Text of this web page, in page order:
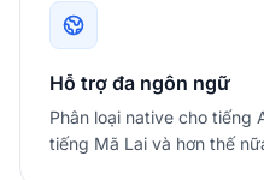
Hỗ trợ đa ngôn ngữ
Phân loại native cho tiếng
tiếng Mã Lai và hơn thế